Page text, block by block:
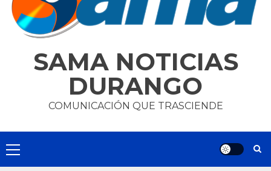
SAMA NOTICIAS
DURANGO
COMUNICACIÓN QUE TRASCIENDE
Primary
Menu